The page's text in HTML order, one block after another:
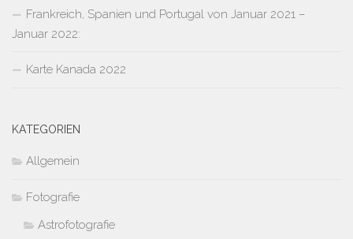
Frankreich, Spanien und Portugal von Januar 2021 –
Januar 2022:
Karte Kanada 2022
KATEGORIEN
Allgemein
Fotografie
Astrofotografie